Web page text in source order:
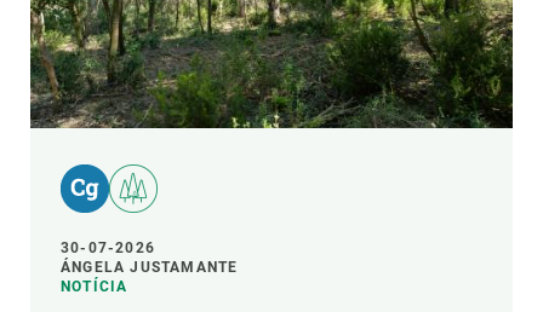
30-07-2026
ÁNGELA JUSTAMANTE
NOTÍCIA